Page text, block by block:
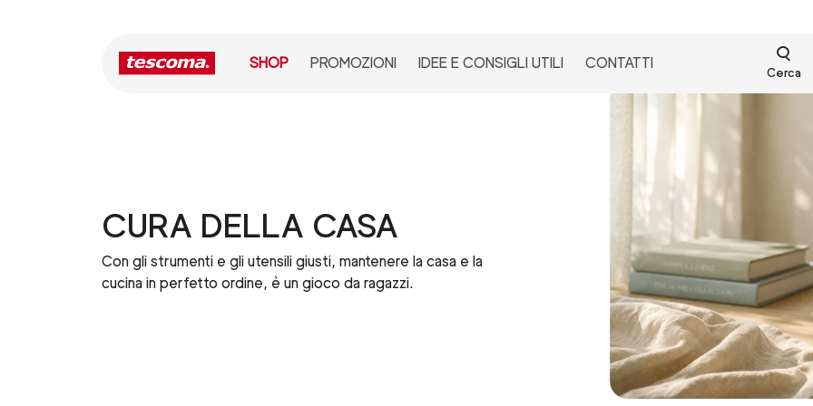
SHOP PROMOZIONI IDEE E CONSIGLI UTILI CONTATTI
Cerca
CURA DELLA CASA
Con gli strumenti e gli utensili giusti, mantenere la casa e la
cucina in perfetto ordine, è un gioco da ragazzi.